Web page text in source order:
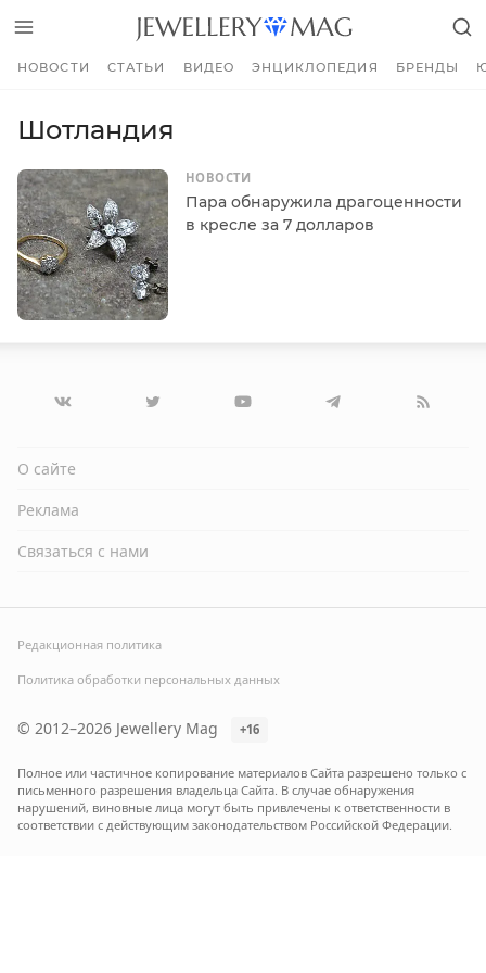
НОВОСТИ СТАТЬИ ВИДЕО ЭНЦИКЛОПЕДИЯ БРЕНДЫ
Шотландия
НОВОСТИ
Пара обнаружила драгоценности
в кресле за 7 долларов
О сайте
Реклама
Связаться с нами
© 2012–2026 Jewellery Mag +16
Редакционная политика
Политика обработки персональных данных
Полное или частичное копирование материалов Сайта разрешено только с
письменного разрешения владельца Сайта. В случае обнаружения
нарушений, виновные лица могут быть привлечены к ответственности в
соответствии с действующим законодательством Российской Федерации.